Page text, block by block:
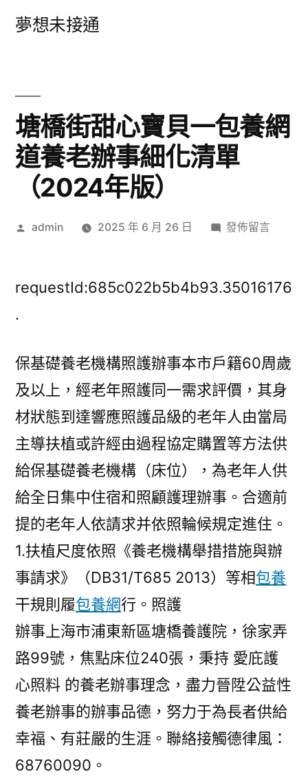
夢想未接通
塘橋街甜心寶貝一包養網
道養老辦事細化清單
（2024年版）
作
admin 2025 年 6 月 26 日
在
街
貝
一
包
養
網
養
老
辦
事
細
化
（2024
年
版）〉
發佈留言
requestId:685c022b5b4b93.35016176
.
保基礎養老機構照護辦事本市戶籍60周歲
及以上，經老年照護同一需求評價，其身
材狀態到達響應照護品級的老年人由當局
主導扶植或許經由過程協定購置等方法供
給保基礎養老機構（床位），為老年人供
給全日集中住宿和照顧護理辦事。合適前
提的老年人依請求并依照輪候規定進住。
1.扶植尺度依照《養老機構舉措措施與辦
事請求》（DB31/T685 2013）等相包養
干規則履包養網行。照護
辦事上海市浦東新區塘橋養護院，徐家弄
路99號，焦點床位240張，秉持 愛庇護
心照料 的養老辦事理念，盡力晉陞公益性
養老辦事的辦事品德，努力于為長者供給
幸福、有莊嚴的生涯。聯絡接觸德律風：
68760090。